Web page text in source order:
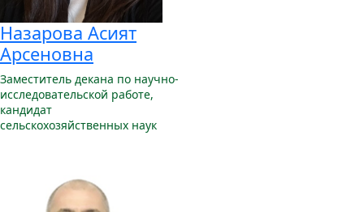
Назарова Асият
Арсеновна
Заместитель декана по научно-
исследовательской работе,
кандидат
сельскохозяйственных наук